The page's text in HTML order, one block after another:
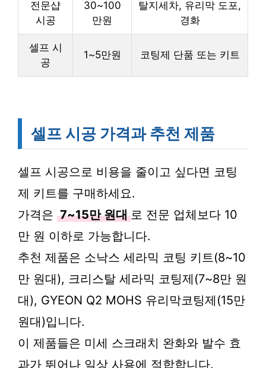
전문샵
시공
30~100
만원
탈지세차, 유리막 도포,
경화
셀프 시
공
1~5만원 코팅제 단품 또는 키트
셀프 시공 가격과 추천 제품
셀프 시공으로 비용을 줄이고 싶다면 코팅
제 키트를 구매하세요.
가격은 7~15만 원대 로 전문 업체보다 10
만 원 이하로 가능합니다.
추천 제품은 소낙스 세라믹 코팅 키트(8~10
만 원대), 크리스탈 세라믹 코팅제(7~8만 원
대), GYEON Q2 MOHS 유리막코팅제(15만
원대)입니다.
이 제품들은 미세 스크래치 완화와 발수 효
과가 뛰어나 일상 사용에 적합합니다.